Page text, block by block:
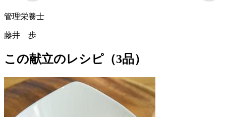
管理栄養士
藤井 歩
この献立のレシピ（3品）